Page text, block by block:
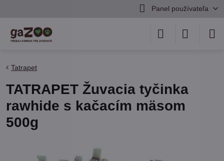
Panel používateľa
Tatrapet
TATRAPET Žuvacia tyčinka
rawhide s kačacím mäsom
500g